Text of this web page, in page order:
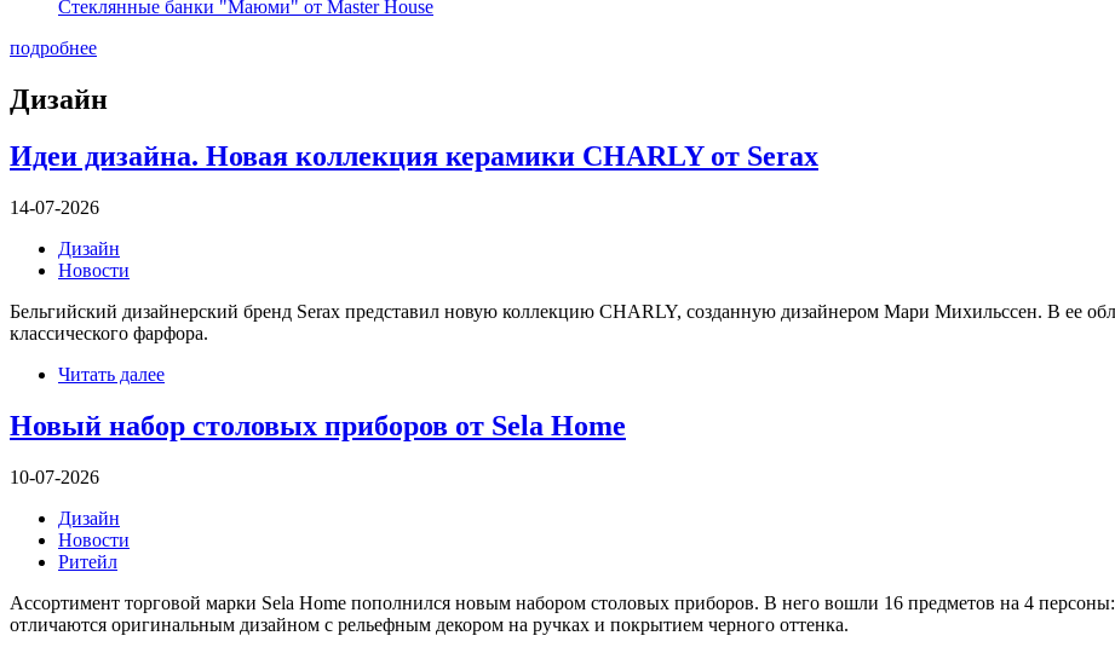
Стеклянные банки "Маюми" от Master House
подробнее
Дизайн
Идеи дизайна. Новая коллекция керамики CHARLY от Serax
14-07-2026
Дизайн
Новости
Бельгийский дизайнерский бренд Serax представил новую коллекцию CHARLY, созданную дизайнером Мари Михильссен. В ее
классического фарфора.
Читать далее
Новый набор столовых приборов от Sela Home
10-07-2026
Дизайн
Новости
Ритейл
Ассортимент торговой марки Sela Home пополнился новым набором столовых приборов. В него вошли 16 предметов на 4
отличаются оригинальным дизайном с рельефным декором на ручках и покрытием черного оттенка.